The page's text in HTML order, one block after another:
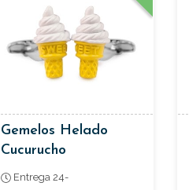
Gemelos Helado
Cucurucho
Entrega 24-